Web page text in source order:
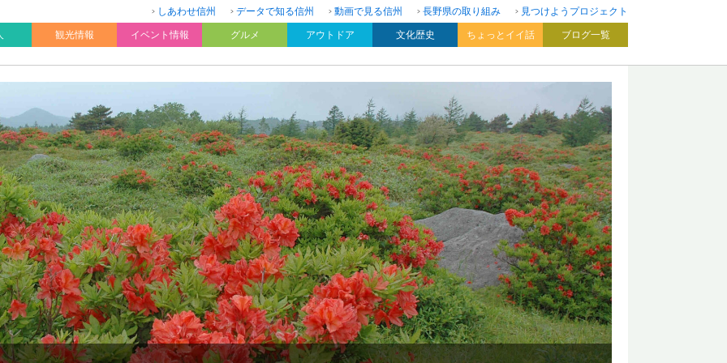
しあわせ信州 データで知る信州 動画で見る信州 長野県の取り組み
見つけようプロジェクト
観光情報 イベント情報 グルメ アウトドア 文化歴史 ちょっとイイ話 ブログ一覧